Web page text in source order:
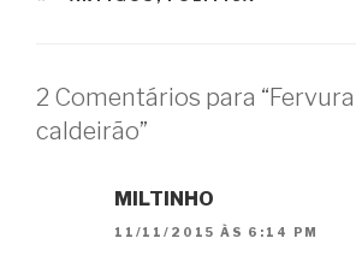
2 Comentários para
caldeirão”
MILTINHO
11/11/2015 ÀS 6:14 PM